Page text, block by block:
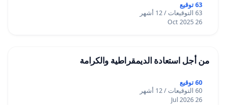
63 توقيع
63 التوقيعات / 12 أشهر
26 Oct 2025
من أجل استعادة الديمقراطية والكرامة
60 توقيع
60 التوقيعات / 12 أشهر
26 Jul 2026